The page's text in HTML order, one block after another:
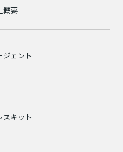
概要
ジェント
スキット